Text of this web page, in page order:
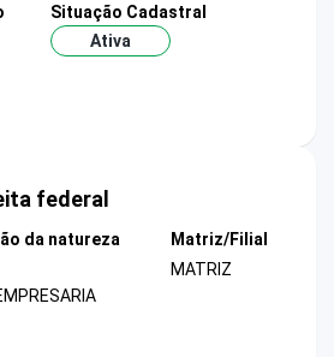
Situação Cadastral
Ativa
federal
da natureza
Matriz/Filial
MATRIZ